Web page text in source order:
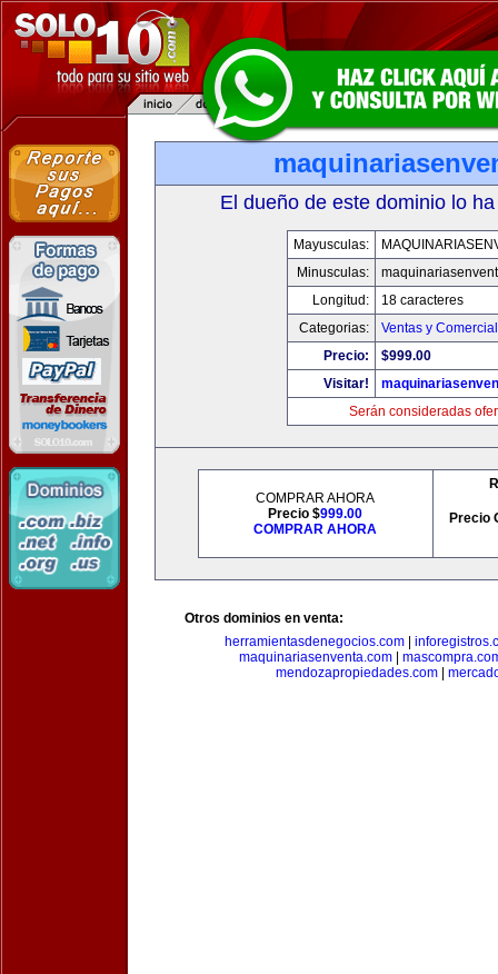
El dueño de este dominio lo
Mayusculas:
Minusculas:
Longitud:
18 caracteres
Categorias:
Ventas y
Precio:
$999.00
Visitar!
Serán consideradas
COMPRAR AHORA
Precio $999.00
COMPRAR AHORA
Precio
Otros dominios en venta:
herramientasdenegocios.com|
maquinariasenventa.com|
mendozapropiedades.com|